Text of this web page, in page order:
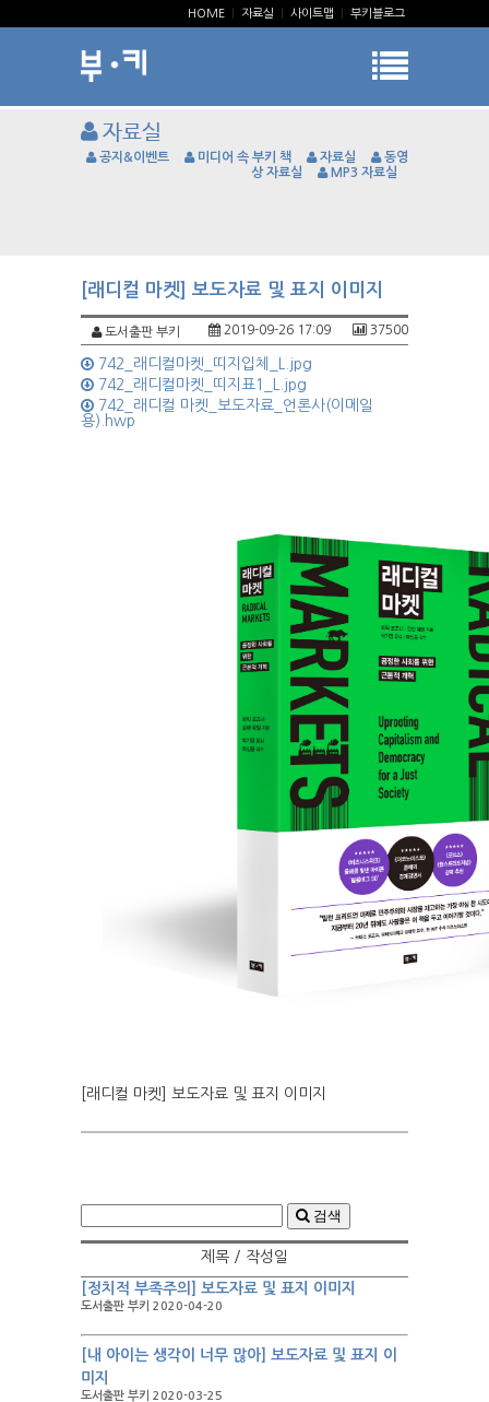
HOME 자료실 사이트맵 부키블로그
자료실
공지&이벤트 미디어 속 부키 책 자료실
동영
상 자료실
MP3 자료실
[래디컬 마켓] 보도자료 및 표지 이미지
도서출판 부키 37500
2019-09-26 17:09
742_래디컬마켓_띠지입체_L.jpg
742_래디컬마켓_띠지표1_L.jpg
742_래디컬 마켓_보도자료_언론사(이메일
용).hwp
[래디컬 마켓] 보도자료 및 표지 이미지
검색
제목 / 작성일
[정치적 부족주의] 보도자료 및 표지 이미지
도서출판 부키 2020-04-20
[내 아이는 생각이 너무 많아] 보도자료 및 표지 이
미지
도서출판 부키 2020-03-25